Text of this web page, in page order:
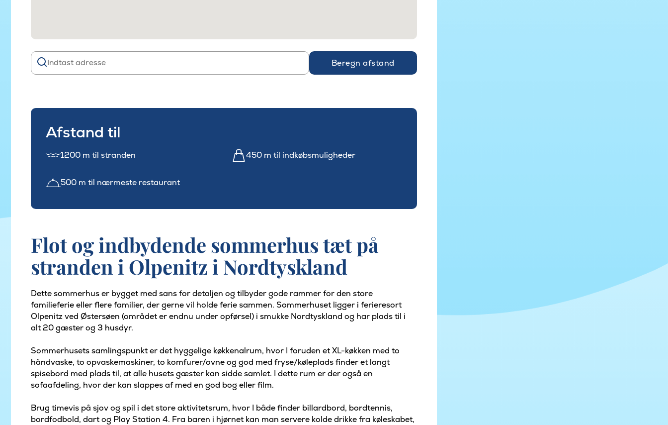
Beregn afstand
Afstand til
1200 m til stranden 450 m til indkøbsmuligheder
500 m til nærmeste restaurant
Flot og indbydende sommerhus tæt på
stranden i Olpenitz i Nordtyskland
Dette sommerhus er bygget med sans for detaljen og tilbyder gode rammer for den store
familieferie eller flere familier, der gerne vil holde ferie sammen. Sommerhuset ligger i ferieresort
Olpenitz ved Østersøen (området er endnu under opførsel) i smukke Nordtyskland og har plads til i
alt 20 gæster og 3 husdyr.
Sommerhusets samlingspunkt er det hyggelige køkkenalrum, hvor I foruden et XL-køkken med to
håndvaske, to opvaskemaskiner, to komfurer/ovne og god med fryse/køleplads finder et langt
spisebord med plads til, at alle husets gæster kan sidde samlet. I dette rum er der også en
sofaafdeling, hvor der kan slappes af med en god bog eller film.
Brug timevis på sjov og spil i det store aktivitetsrum, hvor I både finder billardbord, bordtennis,
bordfodbold, dart og Play Station 4. Fra baren i hjørnet kan man servere kolde drikke fra køleskabet,